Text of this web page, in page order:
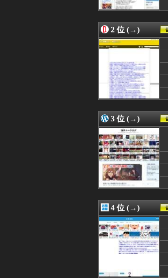
08/08 23:00
08/08 23:00
08/08 22:56
08/08 22:46
08/08 22:33
08/08 22:20
08/08 22:20
08/08 22:00
08/08 22:00
08/08 21:39
08/08 21:35
08/08 21:31
08/08 21:31
08/08 21:30
08/08 21:21
08/08 21:16
08/08 21:03
08/08 21:00
08/08 21:00
08/08 21:00
08/08 21:00
08/08 21:00
08/08 20:47
08/08 20:39
08/08 20:37
08/08 20:25
2 位 (→)
3 位 (→)
4 位 (→)